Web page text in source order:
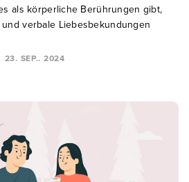
als körperliche Berührungen gibt,
verbale Liebesbekundungen
23. SEP.. 2024